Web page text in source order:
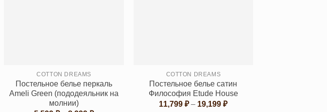
товара.
COTTON DREAMS
Постельное белье перкаль
Ameli Green (пододеяльник на
молнии)
COTTON DREAMS
Постельное белье сатин
Философия Etude House
11,799₽ – 19,199₽Диапазон